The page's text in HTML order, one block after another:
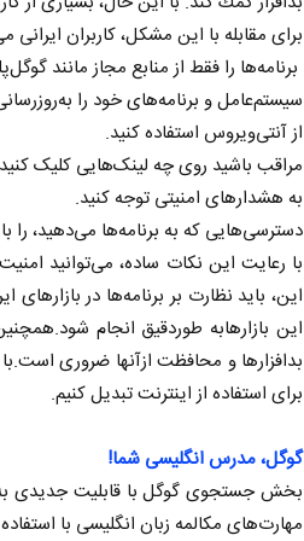
برای مقابله با این مشکل، کاربران ایرانی
برنامه‌ها را فقط از منابع مجاز مانند
سیستم‌عامل و برنامه‌های خود را
از آنتی‌ویروس استفاده کنید.
مراقب باشید روی چه لینک‌هایی کلیک
به هشدار‌های امنیتی توجه کنید.
دسترسی‌هایی که به برنامه‌ها می‌دهید، را
با رعایت این نکات ساده، می‌توانید
این، باید نظارت بر برنامه‌ها در بازار‌های
این بازار‌هابه طوردقیق انجام
بدافزار‌ها و محافظت ازآنها ضروری
برای استفاده از اینترنت تبدیل کنیم.
گوگل، مدرس انگلیسی شما!
بخش جستجوی گوگل با قابلیت جدیدی به
مهارت‌های مکالمه زبان انگلیسی با
صفحات نخست روزنامه ها‌ی یکشنبه ۴ مردادماه